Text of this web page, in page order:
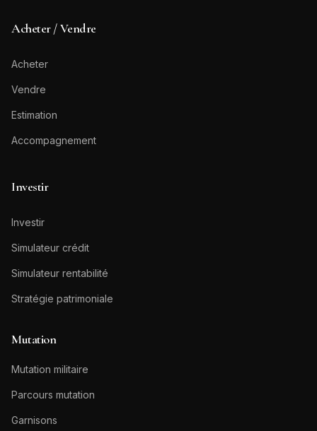
Acheter / Vendre
Acheter
Vendre
Estimation
Accompagnement
Investir
Investir
Simulateur crédit
Simulateur rentabilité
Stratégie patrimoniale
Mutation
Mutation militaire
Parcours mutation
Garnisons